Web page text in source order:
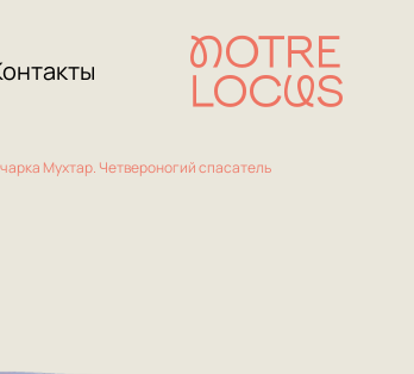
Мухтар. Четвероногий спасатель